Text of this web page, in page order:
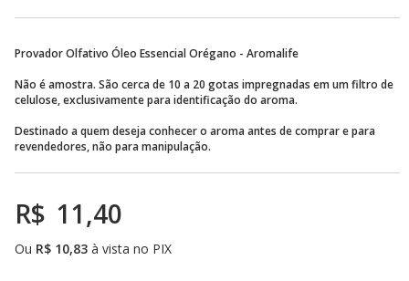
Provador Olfativo Óleo Essencial Orégano - Aromalife
Não é amostra. São cerca de 10 a 20 gotas impregnadas em um filtro de
celulose, exclusivamente para identificação do aroma.
Destinado a quem deseja conhecer o aroma antes de comprar e para
revendedores, não para manipulação.
R$ 11,40
Ou R$ 10,83 à vista no PIX